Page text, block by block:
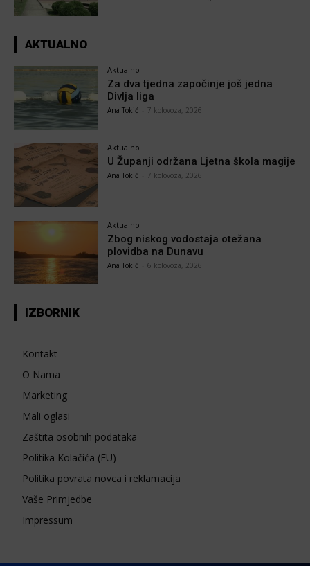
AKTUALNO
Aktualno
Za dva tjedna započinje još jedna
Divlja liga
Ana Tokić 7 kolovoza, 2026
Aktualno
U Županji održana Ljetna škola magije
Ana Tokić 7 kolovoza, 2026
Aktualno
Zbog niskog vodostaja otežana
plovidba na Dunavu
Ana Tokić 6 kolovoza, 2026
IZBORNIK
Kontakt
O Nama
Marketing
Mali oglasi
Zaštita osobnih podataka
Politika Kolačića (EU)
Politika povrata novca i reklamacija
Vaše Primjedbe
Impressum